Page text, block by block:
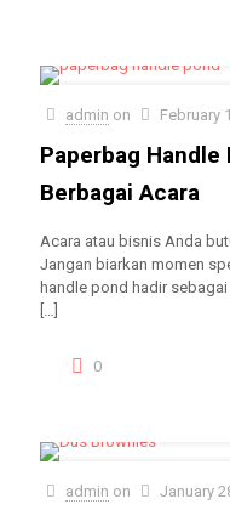
admin on February
Paperbag
Berbagai Acara
Acara atau bisnis Anda
Jangan biarkan momen
handle pond hadir
[…]
0
admin on January